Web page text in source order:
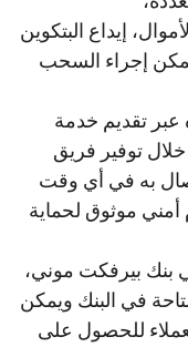
إيداع البتكوين
يمكن إجراء السحب
تقديم خدمة
توفير فريق
به في أي وقت
أمني موثوق لحماية
بنك بيرفكت موني،
في البنك ويمكن
للحصول على